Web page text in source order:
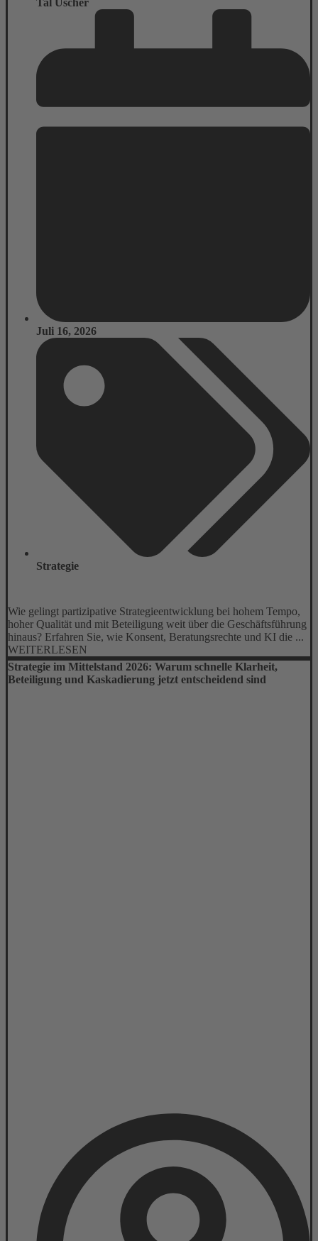
Tal Uscher
Juli 16, 2026
Strategie
Wie gelingt partizipative Strategieentwicklung bei hohem Tempo,
hoher Qualität und mit Beteiligung weit über die Geschäftsführung
hinaus? Erfahren Sie, wie Konsent, Beratungsrechte und KI die ...
WEITERLESEN
Strategie im Mittelstand 2026: Warum schnelle Klarheit,
Beteiligung und Kaskadierung jetzt entscheidend sind